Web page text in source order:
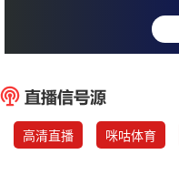
CD瓦尔加斯托雷斯
高清直播 咪咕体育